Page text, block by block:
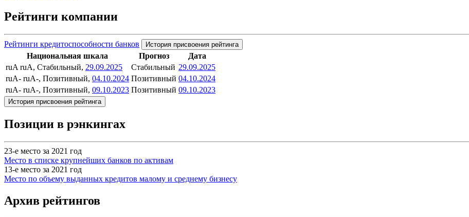
Рейтинги компании
Рейтинги кредитоспособности банков История присвоения рейтинга
Национальная шкала Прогноз
Дата
ruA ruA, Стабильный, 29.09.2025 Стабильный 29.09.2025
ruA- ruA-, Позитивный, 04.10.2024 Позитивный 04.10.2024
ruA- ruA-, Позитивный, 09.10.2023 Позитивный 09.10.2023
История присвоения рейтинга
Позиции в рэнкингах
23-е место за 2021 год
Место в списке крупнейших банков по активам
13-е место за 2021 год
Место по объему выданных кредитов малому и среднему бизнесу
Архив рейтингов